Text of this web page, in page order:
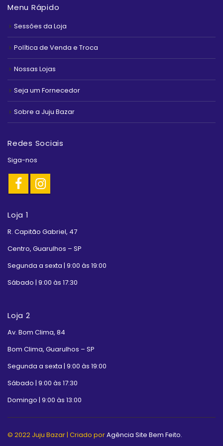
Menu Rápido
Sessões da Loja
Política de Venda e Troca
Nossas Lojas
Seja um Fornecedor
Sobre a Juju Bazar
Redes Sociais
Siga-nos
Loja 1
R. Capitão Gabriel, 47
Centro, Guarulhos – SP
Segunda a sexta | 9:00 às 19:00
Sábado | 9:00 às 17:30
Loja 2
Av. Bom Clima, 84
Bom Clima, Guarulhos – SP
Segunda a sexta | 9:00 às 19:00
Sábado | 9:00 às 17:30
Domingo | 9:00 às 13:00
© 2022 Juju Bazar | Criado porAgência Site Bem Feito.